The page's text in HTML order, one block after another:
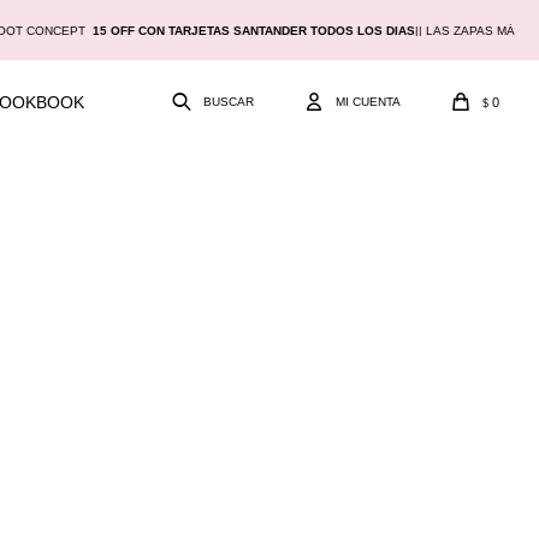
CONCEPT15 OFF CON TARJETAS SANTANDER TODOS LOS DIAS|| LAS ZAPAS MÁS
$ 0